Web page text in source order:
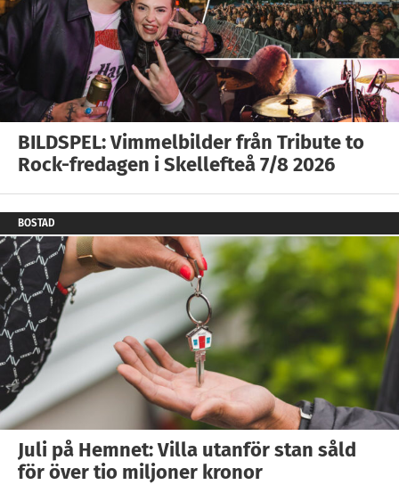
BILDSPEL: Vimmelbilder från Tribute to
Rock-fredagen i Skellefteå 7/8 2026
BOSTAD
Juli på Hemnet: Villa utanför stan såld
för över tio miljoner kronor